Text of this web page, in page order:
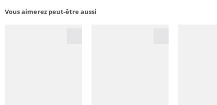
Vous aimerez peut-être aussi